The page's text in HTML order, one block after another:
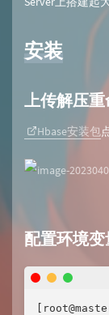
安装
上传解压重
Hbase安装包
配置环境